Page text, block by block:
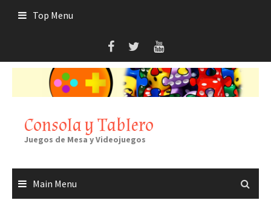
Top Menu
Consola y Tablero
Juegos de Mesa y Videojuegos
Main Menu